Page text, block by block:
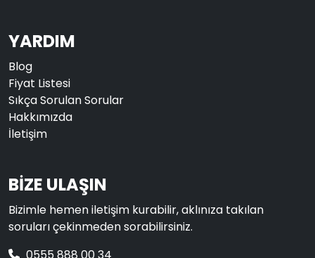
YARDIM
Blog
Fiyat Listesi
Sıkça Sorulan Sorular
Hakkımızda
İletişim
BİZE ULAŞIN
Bizimle hemen iletişim kurabilir, aklınıza takılan
soruları çekinmeden sorabilirsiniz.